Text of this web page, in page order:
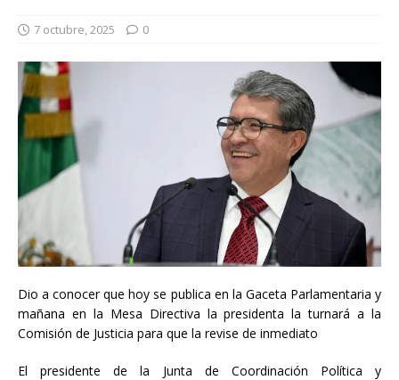
7 octubre, 2025 0
Dio a conocer que hoy se publica en la Gaceta Parlamentaria y
mañana en la Mesa Directiva la presidenta la turnará a la
Comisión de Justicia para que la revise de inmediato
El presidente de la Junta de Coordinación Política y